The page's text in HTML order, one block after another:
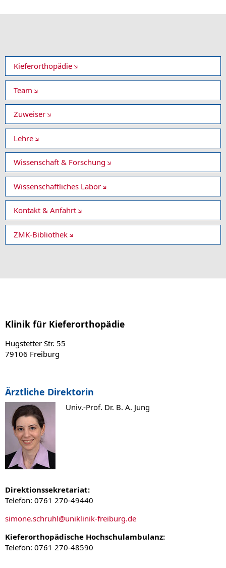
Kieferorthopädie
Team
Zuweiser
Lehre
Wissenschaft & Forschung
Wissenschaftliches Labor
Kontakt & Anfahrt
ZMK-Bibliothek
Klinik für Kieferorthopädie
Hugstetter Str. 55
79106 Freiburg
Ärztliche Direktorin
Univ.-Prof. Dr. B. A. Jung
Direktionssekretariat:
Telefon: 0761 270-49440
simone.schruhl@uniklinik-freiburg.de
Kieferorthopädische Hochschulambulanz:
Telefon: 0761 270-48590